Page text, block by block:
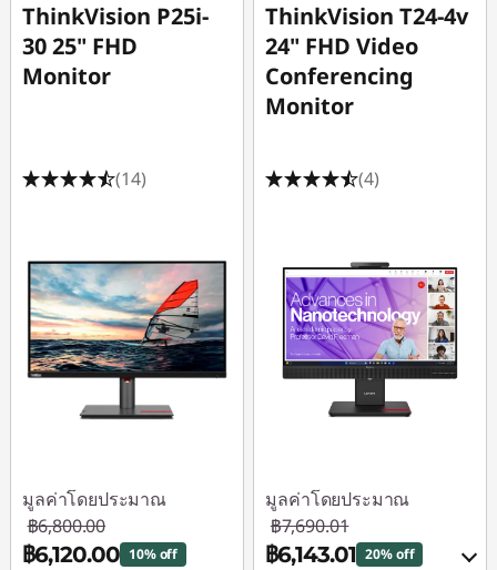
ThinkVision P25i-
30 25" FHD
Monitor
(14)
มูลค่าโดยประมาณ
฿6,800.00
฿6,120.00 10% off
ThinkVision T24-4v
24" FHD Video
Conferencing
Monitor
(4)
มูลค่าโดยประมาณ
฿7,690.01
฿6,143.01 20% off